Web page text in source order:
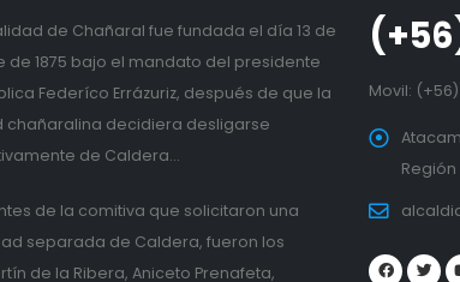
de Chañaral fue fundada el día 13 de
de 1875 bajo el mandato del presidente
Federíco Errázuriz, después de que la
chañaralina decidiera desligarse
de Caldera...
de la comitiva que solicitaron una
separada de Caldera, fueron los
de la Ribera, Aniceto Prenafeta,
Movil: